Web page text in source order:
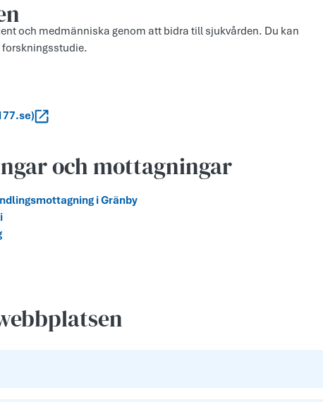
och medmänniska genom att bidra till sjukvården. Du kan
forskningsstudie.
och mottagningar
i Gränby